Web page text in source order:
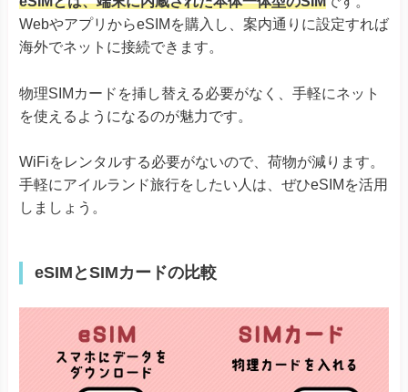
WebやアプリからeSIMを購入し、案内通りに設定すれば
海外でネットに接続できます。
物理SIMカードを挿し替える必要がなく、手軽にネット
を使えるようになるのが魅力です。
WiFiをレンタルする必要がないので、荷物が減ります。
手軽にアイルランド旅行をしたい人は、ぜひeSIMを活用
しましょう。
eSIMとSIMカードの比較